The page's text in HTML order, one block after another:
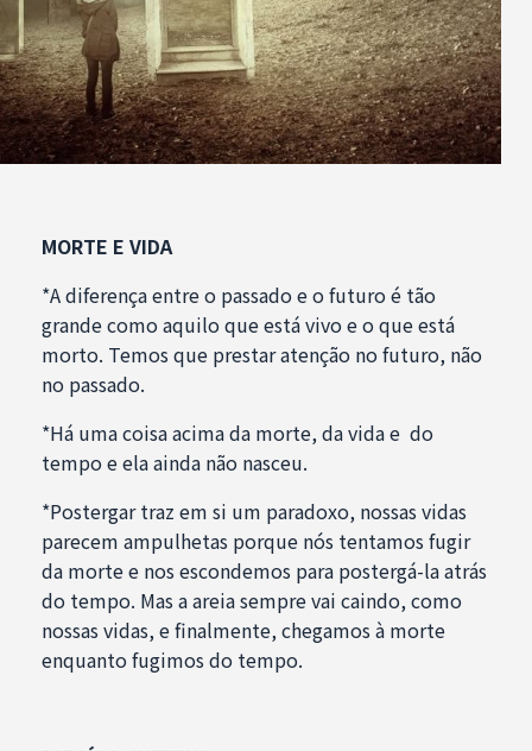
MORTE E VIDA
*A diferença entre o passado e o futuro é tão
grande como aquilo que está vivo e o que está
morto. Temos que prestar atenção no futuro, não
no passado.
*Há uma coisa acima da morte, da vida e do
tempo e ela ainda não nasceu.
*Postergar traz em si um paradoxo, nossas vidas
parecem ampulhetas porque nós tentamos fugir
da morte e nos escondemos para postergá-la atrás
do tempo. Mas a areia sempre vai caindo, como
nossas vidas, e finalmente, chegamos à morte
enquanto fugimos do tempo.